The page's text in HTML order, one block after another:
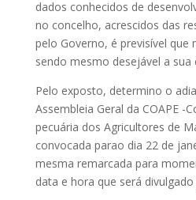
dados conhecidos de
no concelho, acrescidos das
pelo Governo, é previsível que
sendo mesmo desejável a sua
Pelo exposto, determino o
Assembleia Geral da COAPE -
pecuária dos Agricultores de
convocada parao dia 22 de
mesma remarcada para
data e hora que será